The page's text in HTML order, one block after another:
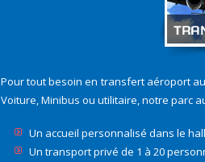
Pour tout besoin en transfert aéroport
Voiture, Minibus ou utilitaire, notre parc
Un accueil personnalisé dans le
Un transport privé de 1 à 20